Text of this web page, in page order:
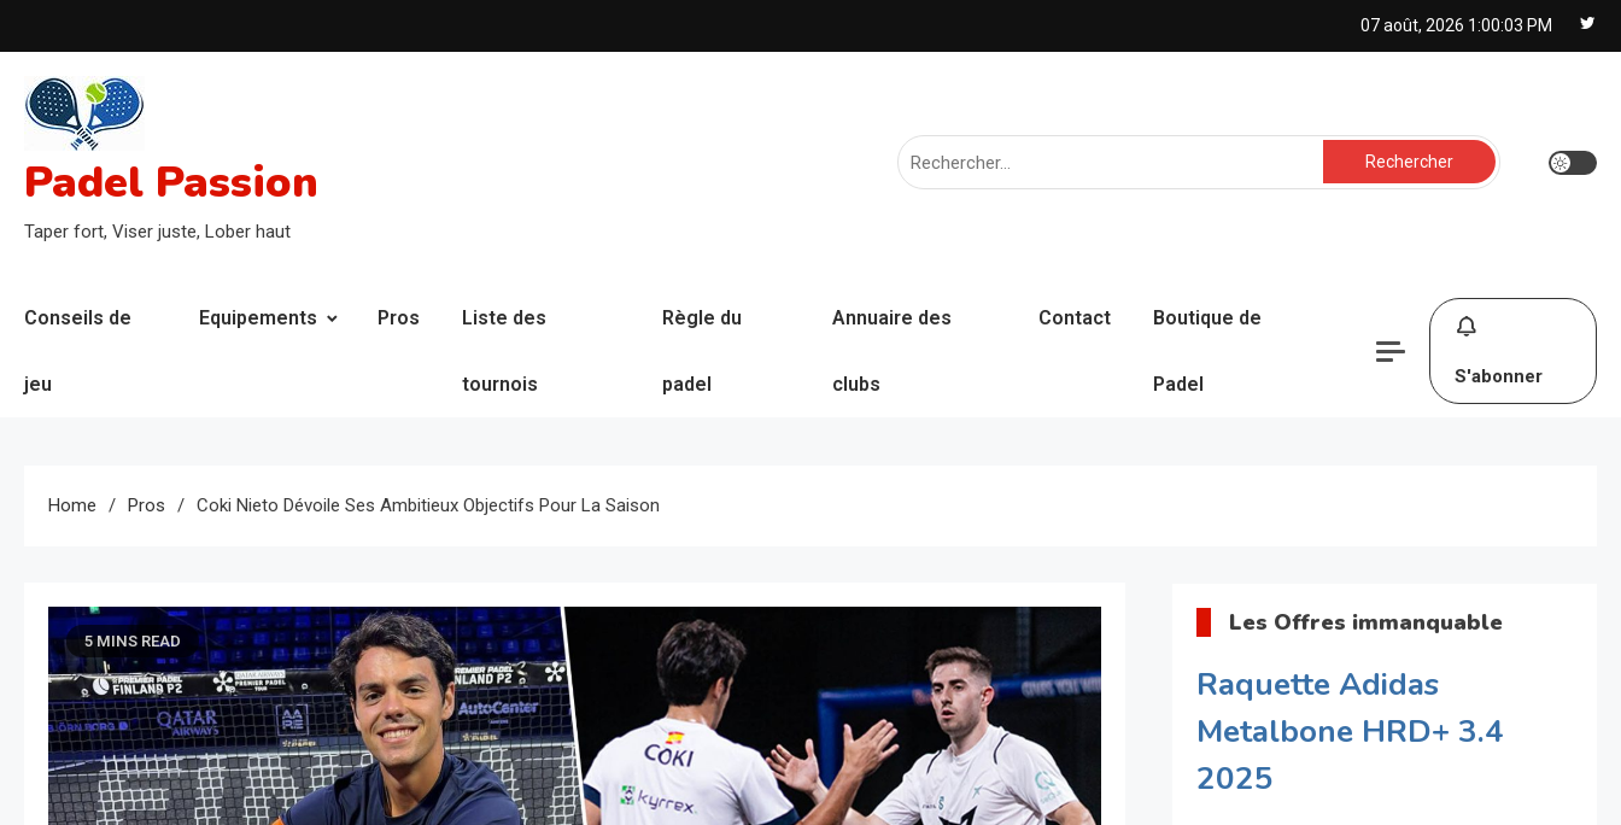
to
content
07 août, 2026 1:00:04 PM
Padel Passion
Taper fort, Viser juste, Lober haut
Rechercher :
Conseils de
jeu
Equipements Pros Liste des
tournois
Règle du
padel
Annuaire des
clubs
Contact Boutique de
Padel S'abonner
Home Pros Coki Nieto Dévoile Ses Ambitieux Objectifs Pour La Saison
5 MINS READ
Les Offres immanquable
Raquette Adidas
Metalbone HRD+ 3.4
2025